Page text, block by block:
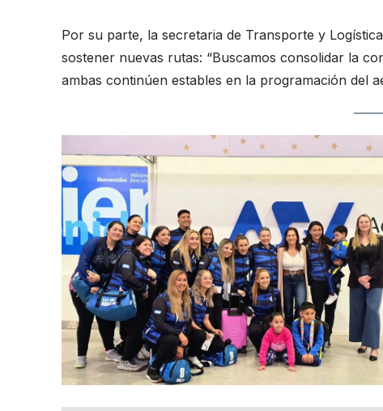
Por su parte, la secretaria de Transporte y
sostener nuevas rutas: “Buscamos consolidar la
ambas continúen estables en la programación del